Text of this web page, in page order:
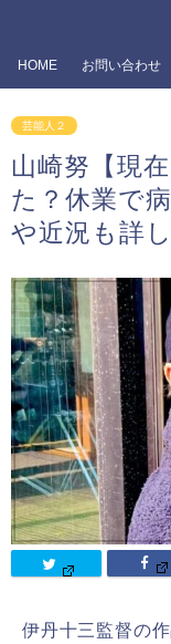
HOME お問い合わせ
芸能人２
山崎努【現
た？休業で
や近況も詳し
伊丹十三監督の